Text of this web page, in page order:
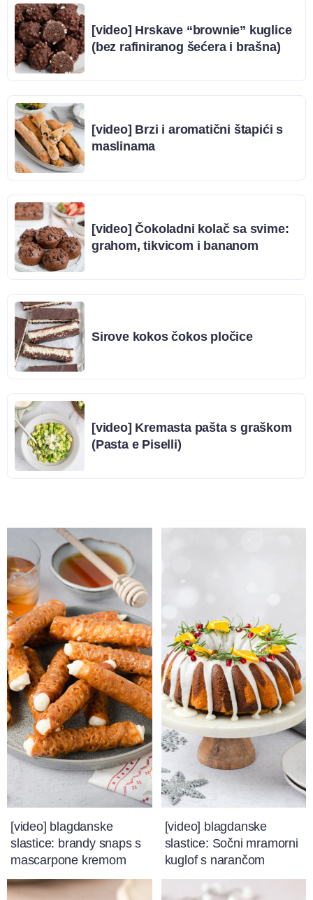
[video] Hrskave “brownie” kuglice
(bez rafiniranog šećera i brašna)
[video] Brzi i aromatični štapići s
maslinama
[video] Čokoladni kolač sa svime:
grahom, tikvicom i bananom
Sirove kokos čokos pločice
[video] Kremasta pašta s graškom
(Pasta e Piselli)
[video] blagdanske
slastice: brandy snaps s
mascarpone kremom
[video] blagdanske
slastice: Sočni mramorni
kuglof s narančom